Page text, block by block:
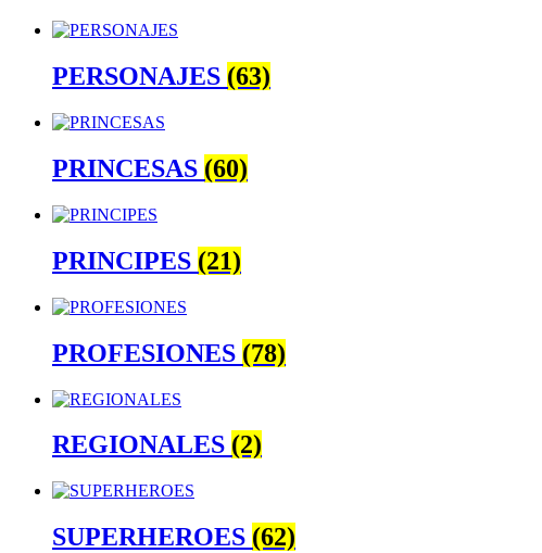
PERSONAJES (63)
PRINCESAS (60)
PRINCIPES (21)
PROFESIONES (78)
REGIONALES (2)
SUPERHEROES (62)